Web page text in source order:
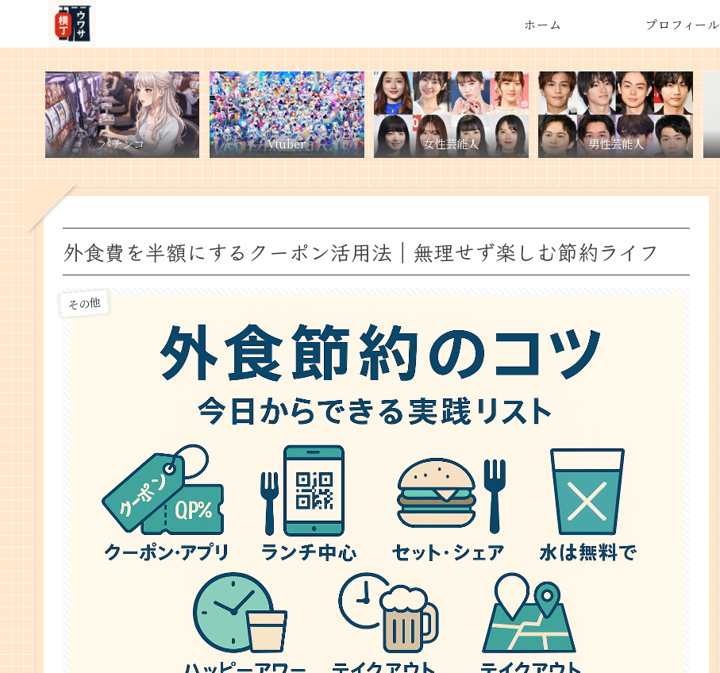
ホーム プロフィール
パチンコ Vtuber 女性芸能人 男性芸能人
外食費を半額にするクーポン活用法｜無理せず楽しむ節約ライフ
その他